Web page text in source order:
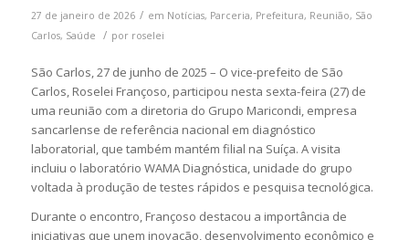
27 de janeiro de 2026 / em Notícias, Parceria, Prefeitura, Reunião, São
Carlos, Saúde / por roselei
São Carlos, 27 de junho de 2025 – O vice-prefeito de São
Carlos, Roselei Françoso, participou nesta sexta-feira (27) de
uma reunião com a diretoria do Grupo Maricondi, empresa
sancarlense de referência nacional em diagnóstico
laboratorial, que também mantém filial na Suíça. A visita
incluiu o laboratório WAMA Diagnóstica, unidade do grupo
voltada à produção de testes rápidos e pesquisa tecnológica.
Durante o encontro, Françoso destacou a importância de
iniciativas que unem inovação, desenvolvimento econômico e